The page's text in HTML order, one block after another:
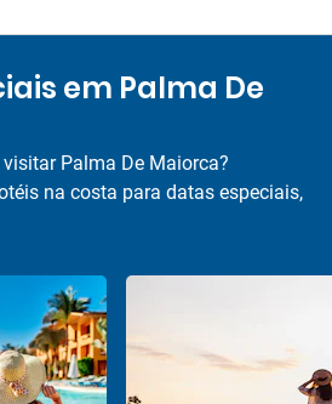
em Palma De
Palma De Maiorca?
na costa para datas especiais,